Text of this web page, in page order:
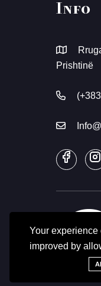
Info
Prishtinë
Your
improved by